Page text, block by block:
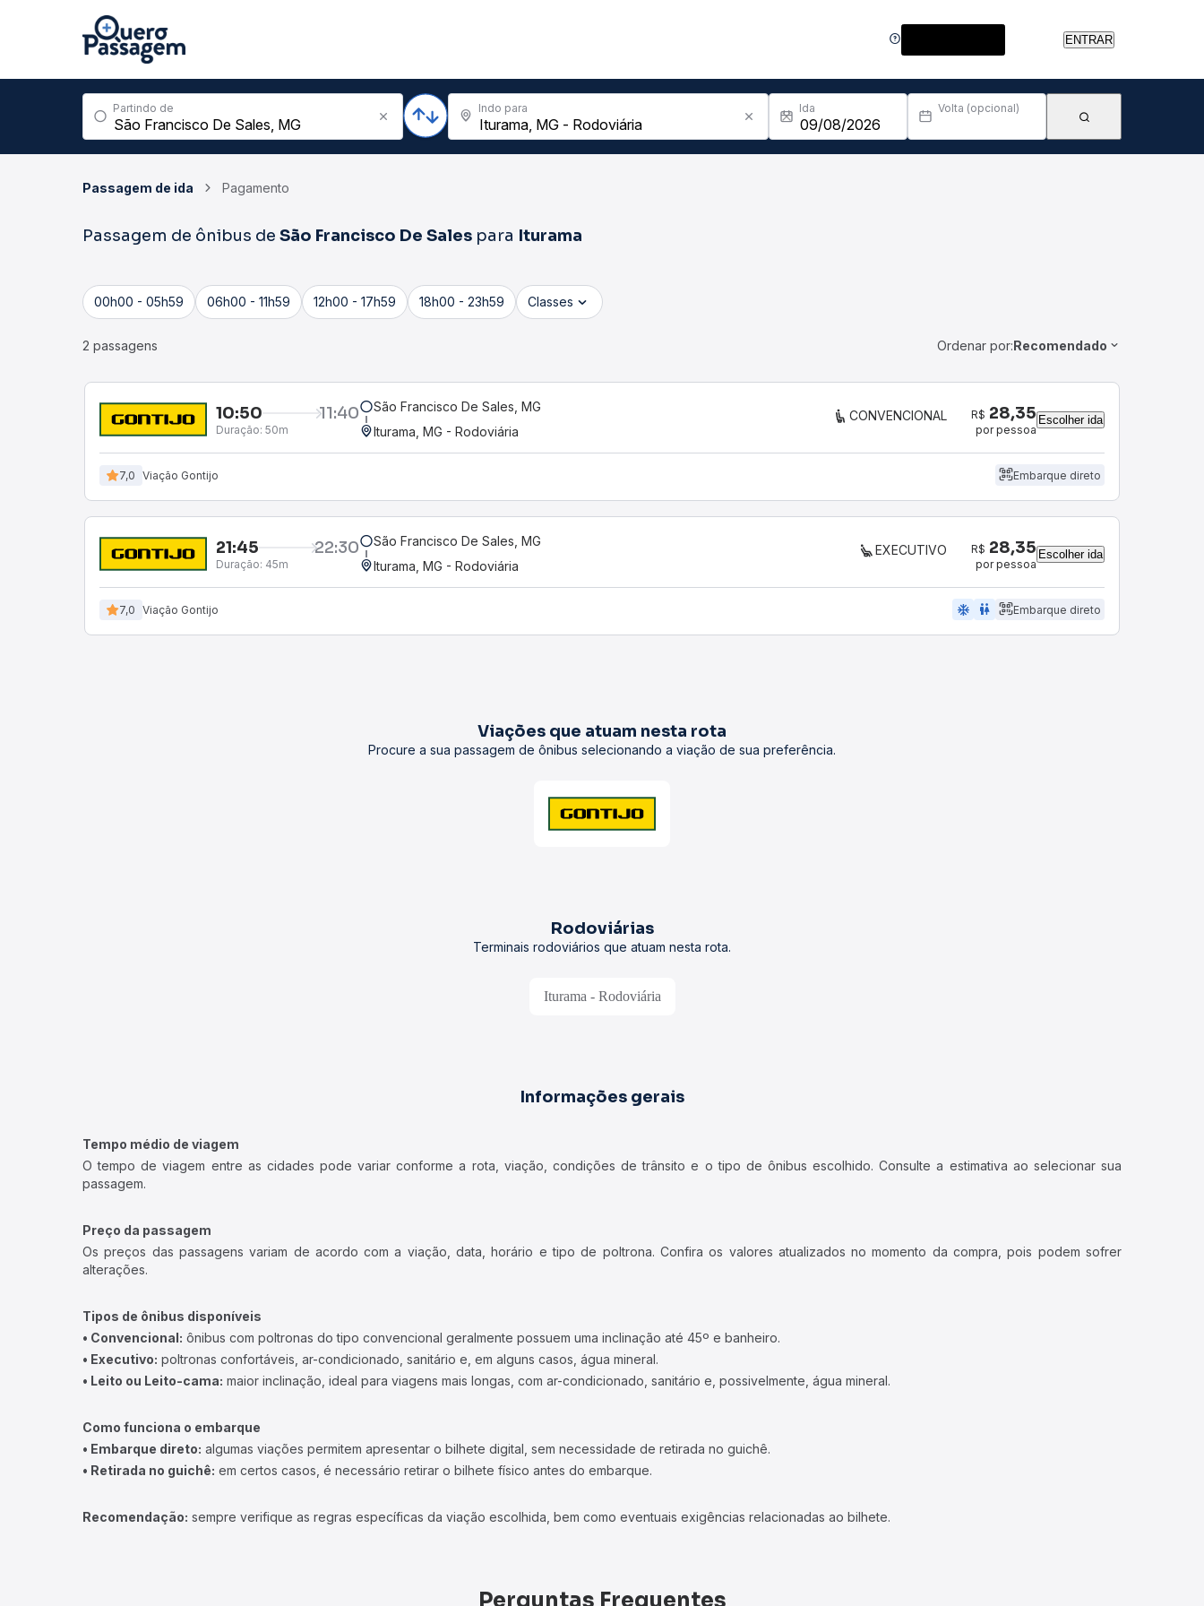
ENTRAR
Partindo de Indo para Ida Volta (opcional)
Passagem de ida Pagamento
Passagem de ônibus de São Francisco De Sales para Iturama
00h00 - 05h59 06h00 - 11h59 12h00 - 17h59 18h00 - 23h59 Classes
2 passagens Ordenar por:Recomendado
10:50 11:40
Duração: 50m
São Francisco De Sales, MG
Iturama, MG - Rodoviária
CONVENCIONAL R$ 28,35
por pessoa
Escolher ida
7,0 Viação Gontijo Embarque direto
21:45 22:30
Duração: 45m
São Francisco De Sales, MG
Iturama, MG - Rodoviária
EXECUTIVO R$ 28,35
por pessoa
Escolher ida
7,0 Viação Gontijo ac_unit wc Embarque direto
Viações que atuam nesta rota
Procure a sua passagem de ônibus selecionando a viação de sua preferência.
Rodoviárias
Terminais rodoviários que atuam nesta rota.
Iturama - Rodoviária
Informações gerais
Tempo médio de viagem
O tempo de viagem entre as cidades pode variar conforme a rota, viação, condições de trânsito e o tipo de ônibus escolhido. Consulte a estimativa ao selecionar sua
passagem.
Preço da passagem
Os preços das passagens variam de acordo com a viação, data, horário e tipo de poltrona. Confira os valores atualizados no momento da compra, pois podem sofrer
alterações.
Tipos de ônibus disponíveis
• Convencional: ônibus com poltronas do tipo convencional geralmente possuem uma inclinação até 45º e banheiro.
• Executivo: poltronas confortáveis, ar-condicionado, sanitário e, em alguns casos, água mineral.
• Leito ou Leito-cama: maior inclinação, ideal para viagens mais longas, com ar-condicionado, sanitário e, possivelmente, água mineral.
Como funciona o embarque
• Embarque direto: algumas viações permitem apresentar o bilhete digital, sem necessidade de retirada no guichê.
• Retirada no guichê: em certos casos, é necessário retirar o bilhete físico antes do embarque.
Recomendação: sempre verifique as regras específicas da viação escolhida, bem como eventuais exigências relacionadas ao bilhete.
Perguntas Frequentes